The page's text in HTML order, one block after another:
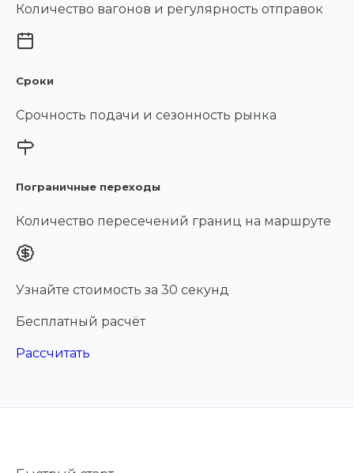
Количество вагонов и регулярность отправок
Сроки
Срочность подачи и сезонность рынка
Пограничные переходы
Количество пересечений границ на маршруте
Узнайте стоимость за 30 секунд
Бесплатный расчёт
Рассчитать